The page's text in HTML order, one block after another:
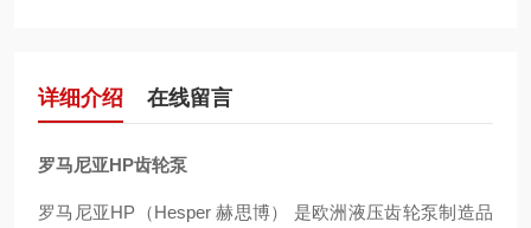
详细介绍 在线留言
罗马尼亚HP齿轮泵
罗马尼亚HP（Hesper 赫思博） 是欧洲液压齿轮泵制造品